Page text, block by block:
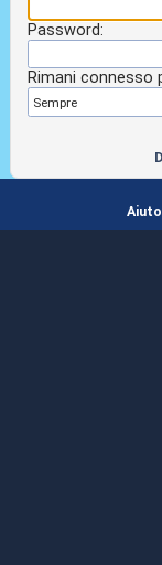
Password:
Rimani connesso
Aiuto